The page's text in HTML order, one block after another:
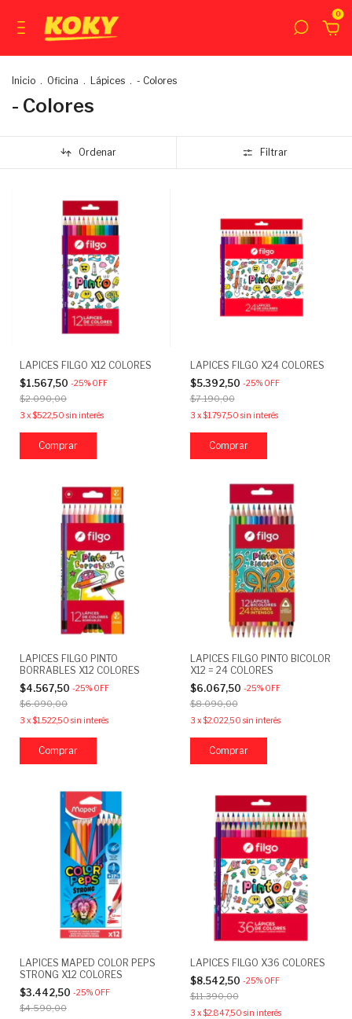
0
Inicio . Oficina . Lápices . - Colores
- Colores
Ordenar Filtrar
LAPICES FILGO X12 COLORES
$1.567,50 -25% OFF
$2.090,00
3 x$522,50 sin interés
LAPICES FILGO X24 COLORES
$5.392,50 -25% OFF
$7.190,00
3 x$1.797,50 sin interés
LAPICES FILGO PINTO
BORRABLES X12 COLORES
$4.567,50 -25% OFF
$6.090,00
3 x$1.522,50 sin interés
LAPICES FILGO PINTO BICOLOR
X12 = 24 COLORES
$6.067,50 -25% OFF
$8.090,00
3 x$2.022,50 sin interés
LAPICES MAPED COLOR PEPS
STRONG X12 COLORES
$3.442,50 -25% OFF
$4.590,00
LAPICES FILGO X36 COLORES
$8.542,50 -25% OFF
$11.390,00
3 x$2.847,50 sin interés